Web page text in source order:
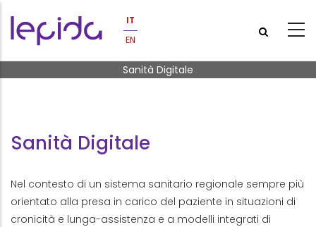
IT
EN
Briciole di pane
Sanità Digitale
Sanità Digitale
Nel contesto di un sistema sanitario regionale sempre più
orientato alla presa in carico del paziente in situazioni di
cronicità e lunga-assistenza e a modelli integrati di